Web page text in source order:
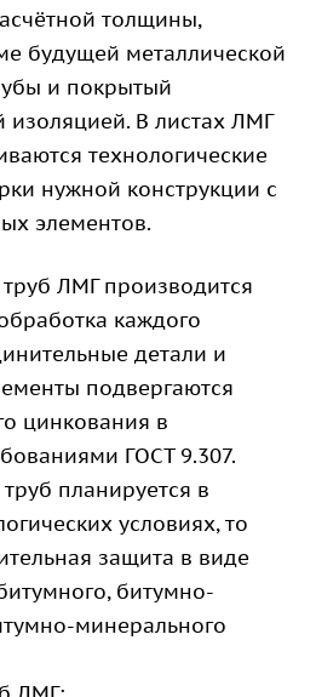
толщины,
будущей металлической
и покрытый
изоляцией. В листах ЛМГ
технологические
нужной конструкции с
элементов.
ЛМГ производится
каждого
детали и
подвергаются
цинкования в
ГОСТ 9.307.
планируется в
условиях, то
защита в виде
битумно-
минерального